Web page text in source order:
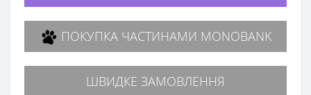
ПОКУПКА ЧАСТИНАМИ MONOBANK
ШВИДКЕ ЗАМОВЛЕННЯ